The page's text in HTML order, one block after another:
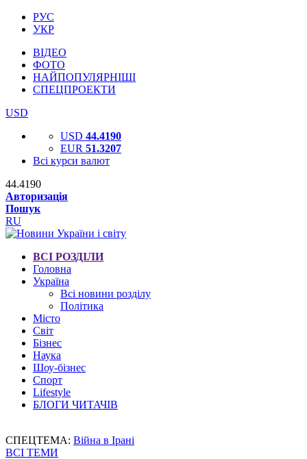
РУС
УКР
ВІДЕО
ФОТО
НАЙПОПУЛЯРНІШІ
СПЕЦПРОЕКТИ
USD
USD 44.4190
EUR 51.3207
Всі курси валют
44.4190
Авторизація
Пошук
RU
ВСІ РОЗДІЛИ
Головна
Україна
Всі новини розділу
Політика
Місто
Світ
Бізнес
Наука
Шоу-бізнес
Спорт
Lifestyle
БЛОГИ ЧИТАЧІВ
СПЕЦТЕМА: Війна в Ірані
ВСІ ТЕМИ